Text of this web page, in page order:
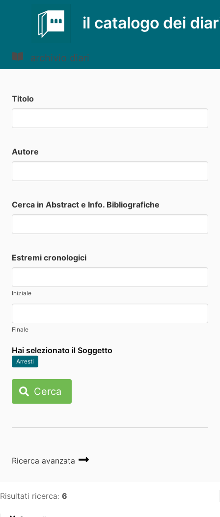
il catalogo dei
archivio diari
Titolo
Autore
Cerca in Abstract e Info. Bibliografiche
Estremi cronologici
Iniziale
Finale
Hai selezionato il Soggetto
Arresti
Cerca
Ricerca avanzata
Risultati ricerca: 6